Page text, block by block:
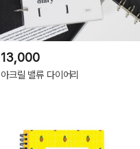
13,000
아크릴 밸류 다이어리